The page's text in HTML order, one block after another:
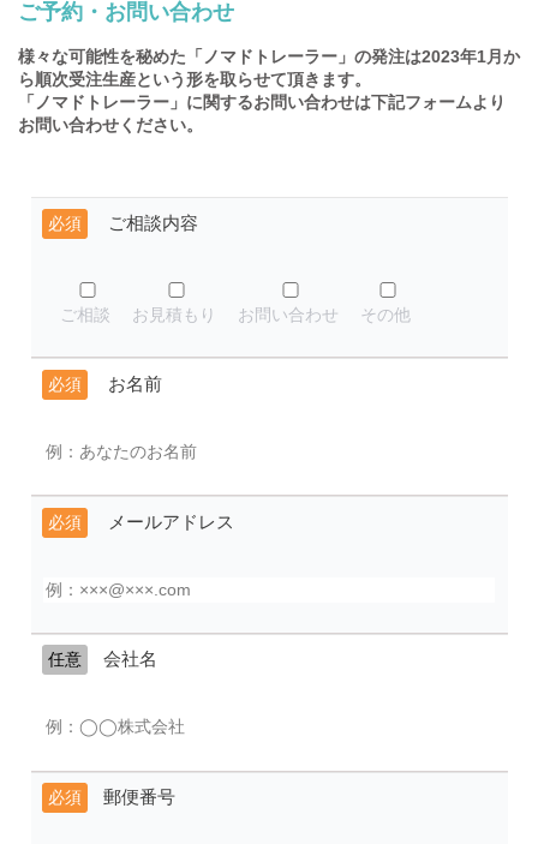
ご予約・お問い合わせ
様々な可能性を秘めた「ノマドトレーラー」の発注は2023年1月か
ら順次受注生産という形を取らせて頂きます。
「ノマドトレーラー」に関するお問い合わせは下記フォームより
お問い合わせください。
必須 ご相談内容
ご相談 お見積もり お問い合わせ その他
必須 お名前
必須 メールアドレス
任意 会社名
必須 郵便番号